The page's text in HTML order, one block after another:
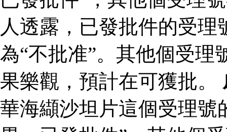
人透露，已發批件的受
為“不批准”。其他個受理
果樂觀，預計在可獲批。
華海纈沙坦片這個受理號